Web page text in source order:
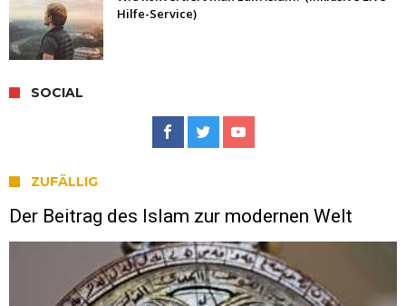
Hilfe-Service)
SOCIAL
ZUFÄLLIG
Der Beitrag des Islam zur modernen Welt